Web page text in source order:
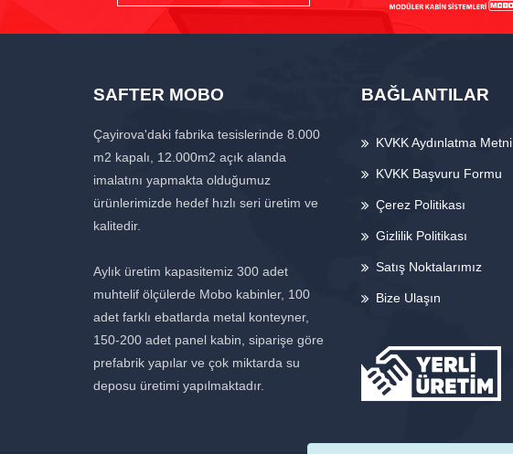
SAFTER MOBO
Çayirova'daki fabrika tesislerinde 8.000
m2 kapalı, 12.000m2 açık alanda
imalatını yapmakta olduğumuz
ürünlerimizde hedef hızlı seri üretim ve
kalitedir.
Aylık üretim kapasitemiz 300 adet
muhtelif ölçülerde Mobo kabinler, 100
adet farklı ebatlarda metal konteyner,
150-200 adet panel kabin, siparişe göre
prefabrik yapılar ve çok miktarda su
deposu üretimi yapılmaktadır.
BAĞLANTILAR
KVKK Aydınlatma Metni
KVKK Başvuru Formu
Çerez Politikası
Gizlilik Politikası
Satış Noktalarımız
Bize Ulaşın